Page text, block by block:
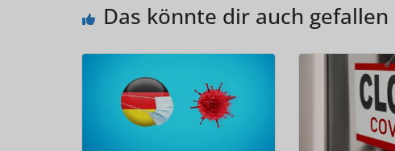
Das könnte dir auch gefallen